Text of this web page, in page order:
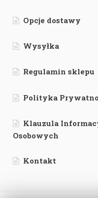
Opcje dostawy
Wysyłka
Regulamin sklepu
Polityka
Klauzula
Osobowych
Kontakt